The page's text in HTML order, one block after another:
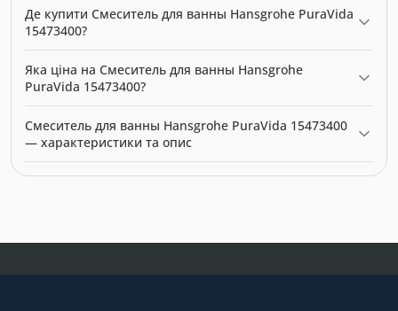
Де купити Смеситель для ванны Hansgrohe PuraVida
15473400?
купити в нашому інтернет-магазині за ціною 124609.00 грн.
Яка ціна на Смеситель для ванны Hansgrohe
PuraVida 15473400?
15473400 — 124609.00 грн. Виробник: Hansgrohe.
Смеситель для ванны Hansgrohe PuraVida 15473400
— характеристики та опис